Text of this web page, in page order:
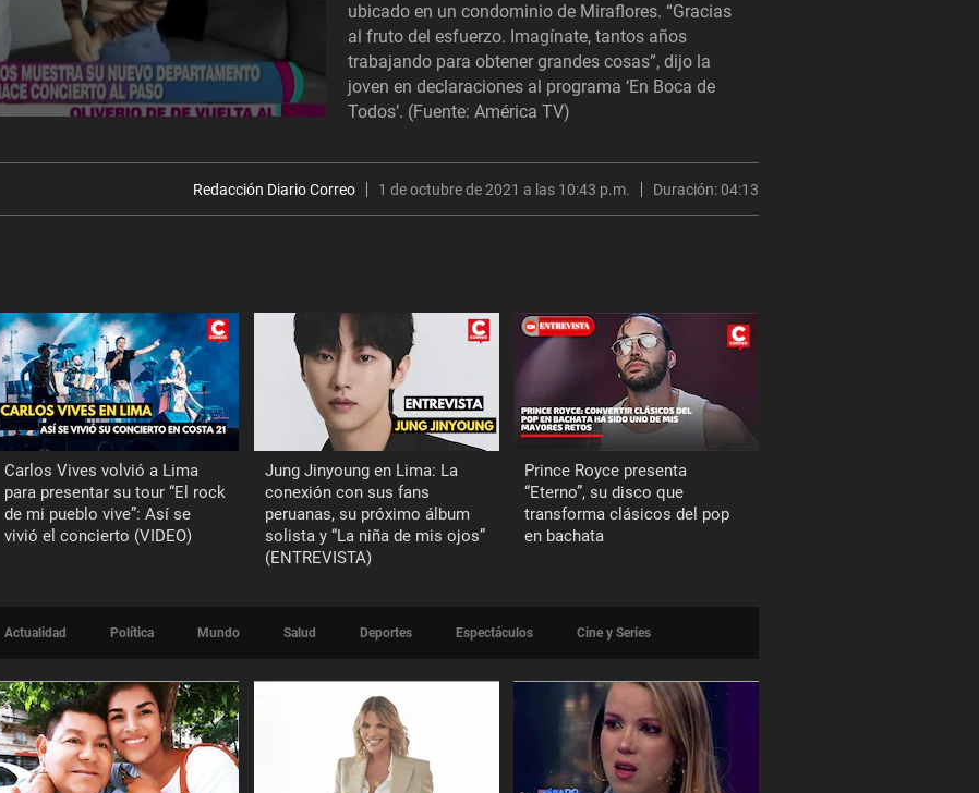
ubicado en un condominio de Miraflores. “Gracias
al fruto del esfuerzo. Imagínate, tantos años
trabajando para obtener grandes cosas”, dijo la
joven en declaraciones al programa ‘En Boca de
Todos’. (Fuente: América TV)
Redacción Diario Correo 1 de octubre de 2021 a las 10:43 p.m. Duración:04:13
Carlos Vives volvió a Lima
para presentar su tour “El rock
de mi pueblo vive”: Así se
vivió el concierto (VIDEO)
Jung Jinyoung en Lima: La
conexión con sus fans
peruanas, su próximo álbum
solista y “La niña de mis ojos”
(ENTREVISTA)
Prince Royce presenta
“Eterno”, su disco que
transforma clásicos del pop
en bachata
Actualidad Política Mundo Salud Deportes Espectáculos Cine y Series